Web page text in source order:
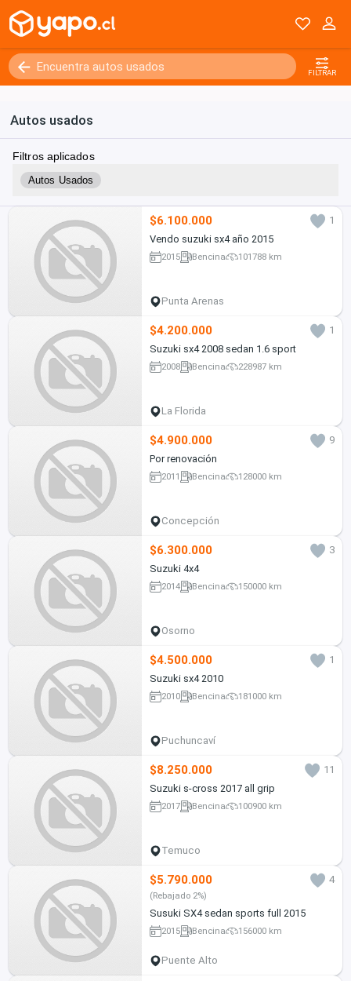
FILTRAR
Autos usados
Filtros aplicados
Autos Usados
$6.100.000
1
Vendo suzuki sx4 año 2015
2015 Bencina 101788 km
Punta Arenas
$4.200.000
1
Suzuki sx4 2008 sedan 1.6 sport
2008 Bencina 228987 km
La Florida
$4.900.000
9
Por renovación
2011 Bencina 128000 km
Concepción
$6.300.000
3
Suzuki 4x4
2014 Bencina 150000 km
Osorno
$4.500.000
1
Suzuki sx4 2010
2010 Bencina 181000 km
Puchuncaví
$8.250.000
11
Suzuki s-cross 2017 all grip
2017 Bencina 100900 km
Temuco
$5.790.000 4
(Rebajado 2%)
Susuki SX4 sedan sports full 2015
2015 Bencina 156000 km
Puente Alto